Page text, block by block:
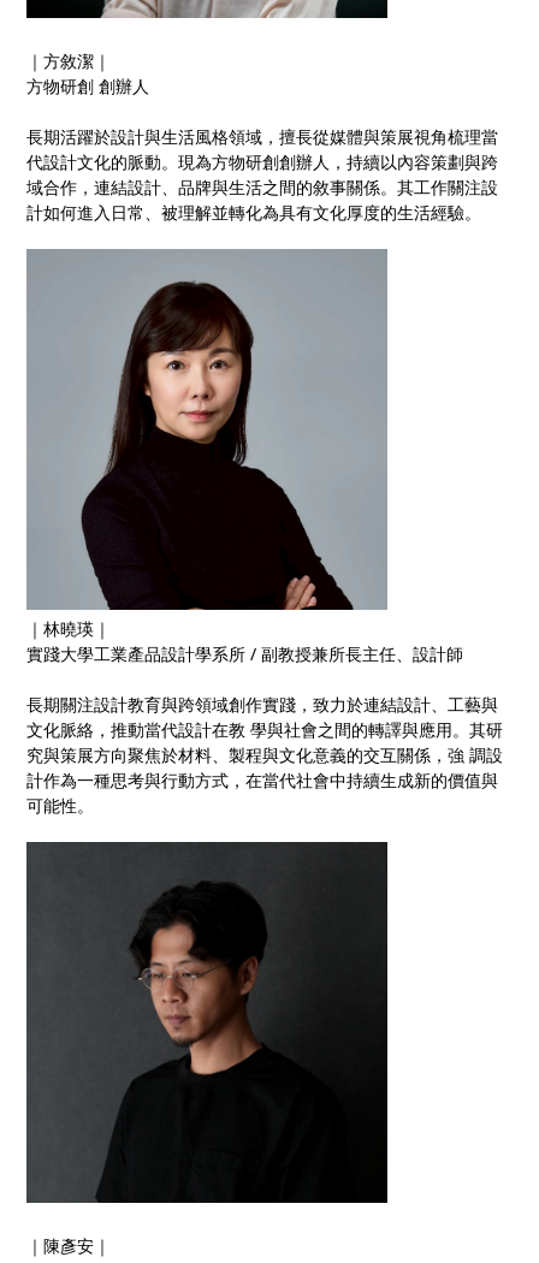
｜⽅敘潔｜
⽅物研創 創辦⼈
⻑期活躍於設計與⽣活⾵格領域，擅⻑從媒體與策展視⾓梳理當
代設計⽂化的脈動。現為⽅物研創創辦⼈，持續以內容策劃與跨
域合作，連結設計、品牌與⽣活之間的敘事關係。其⼯作關注設
計如何進⼊⽇常、被理解並轉化為具有⽂化厚度的⽣活經驗。
｜林曉瑛｜
實踐大學工業產品設計學系所 / 副教授兼所長主任、設計師
⻑期關注設計教育與跨領域創作實踐，致⼒於連結設計、⼯藝與
⽂化脈絡，推動當代設計在教 學與社會之間的轉譯與應⽤。其研
究與策展⽅向聚焦於材料、製程與⽂化意義的交互關係，強 調設
計作為⼀種思考與⾏動⽅式，在當代社會中持續⽣成新的價值與
可能性。
｜陳彥安｜